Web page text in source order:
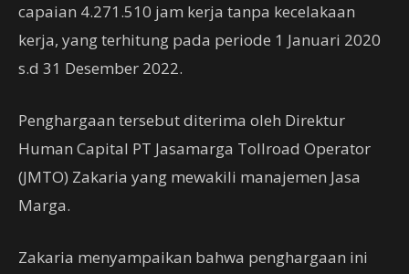
capaian 4.271.510 jam kerja tanpa kecelakaan
kerja, yang terhitung pada periode 1 Januari 2020
s.d 31 Desember 2022.
Penghargaan tersebut diterima oleh Direktur
Human Capital PT Jasamarga Tollroad Operator
(JMTO) Zakaria yang mewakili manajemen Jasa
Marga.
Zakaria menyampaikan bahwa penghargaan ini